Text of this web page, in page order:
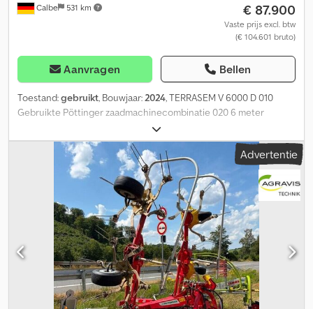
Calbe 531 km € 87.900
Vaste prijs excl. btw
(€ 104.601 bruto)
Aanvragen Bellen
Toestand:gebruikt, Bouwjaar:2024, TERRASEM V 6000 D 010
Gebruikte Pöttinger zaadmachinecombinatie 020 6 meter
werkbreedte 030 ISOBUS, zonder terminal Dcjdozqp Ezepfx Ag
Hsk 040 40 km/u
Advertentie